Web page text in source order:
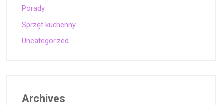
Porady
Sprzęt kuchenny
Uncategorized
Archives